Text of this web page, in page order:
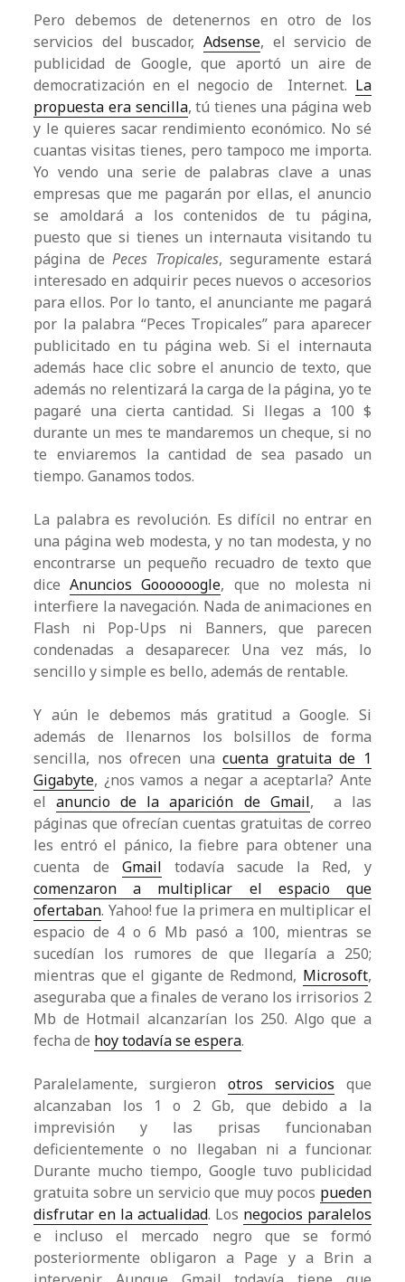
Pero debemos de detenernos en otro de los
servicios del buscador, Adsense, el servicio de
publicidad de Google, que aportó un aire de
democratización en el negocio de Internet. La
propuesta era sencilla, tú tienes una página web
y le quieres sacar rendimiento económico. No sé
cuantas visitas tienes, pero tampoco me importa.
Yo vendo una serie de palabras clave a unas
empresas que me pagarán por ellas, el anuncio
se amoldará a los contenidos de tu página,
puesto que si tienes un internauta visitando tu
página dePeces Tropicales, seguramente estará
interesado en adquirir peces nuevos o accesorios
para ellos. Por lo tanto, el anunciante me pagará
por la palabra “Peces Tropicales” para aparecer
publicitado en tu página web. Si el internauta
además hace clic sobre el anuncio de texto, que
además no relentizará la carga de la página, yo te
pagaré una cierta cantidad. Si llegas a 100 $
durante un mes te mandaremos un cheque, si no
te enviaremos la cantidad de sea pasado un
tiempo. Ganamos todos.
La palabra es revolución. Es difícil no entrar en
una página web modesta, y no tan modesta, y no
encontrarse un pequeño recuadro de texto que
diceAnuncios Goooooogle, que no molesta ni
interfiere la navegación. Nada de animaciones en
Flash ni Pop-Ups ni Banners, que parecen
condenadas a desaparecer. Una vez más, lo
sencillo y simple es bello, además de rentable.
Y aún le debemos más gratitud a Google. Si
además de llenarnos los bolsillos de forma
sencilla, nos ofrecen unacuenta gratuita de 1
Gigabyte, ¿nos vamos a negar a aceptarla? Ante
elanuncio de la aparición de Gmail, a las
páginas que ofrecían cuentas gratuitas de correo
les entró el pánico, la fiebre para obtener una
cuenta de Gmail todavía sacude la Red, y
comenzaron a multiplicar el espacio que
ofertaban. Yahoo! fue la primera en multiplicar el
espacio de 4 o 6 Mb pasó a 100, mientras se
sucedían los rumores de que llegaría a 250;
mientras que el gigante de Redmond, Microsoft,
aseguraba que a finales de verano los irrisorios 2
Mb de Hotmail alcanzarían los 250. Algo que a
fecha de hoy todavía se espera.
Paralelamente, surgieron otros servicios que
alcanzaban los 1 o 2 Gb, que debido a la
imprevisión y las prisas funcionaban
deficientemente o no llegaban ni a funcionar.
Durante mucho tiempo, Google tuvo publicidad
gratuita sobre un servicio que muy pocos pueden
disfrutar en la actualidad. Los negocios paralelos
e incluso el mercado negro que se formó
posteriormente obligaron a Page y a Brin a